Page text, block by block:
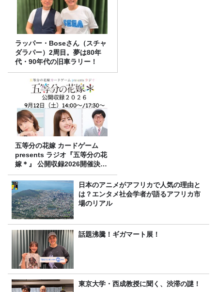
ラッパー・Boseさん（スチャ
ダラパー）2周目。夢は80年
代・90年代の旧車ラリー！
五等分の花嫁 カードゲーム
presents ラジオ『五等分の花
嫁＊』 公開収録2026開催決
定！
日本のアニメがアフリカで人気の理由と
は？エンタメ社会学者が語るアフリカ市
場のリアル
話題沸騰！ギガマート展！
東京大学・西成教授に聞く、渋滞の謎！